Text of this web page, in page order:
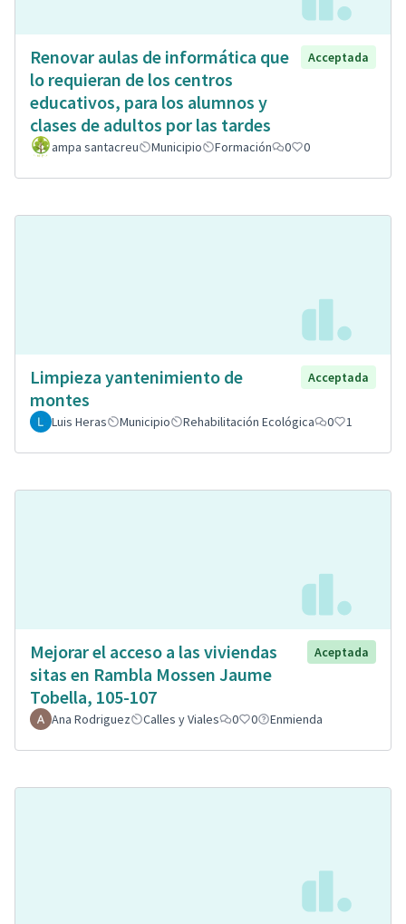
Renovar aulas de informática que
lo requieran de los centros
educativos, para los alumnos y
clases de adultos por las tardes
Acceptada
ampa santacreu Municipio Formación 0 0
Limpieza yantenimiento de
montes
Acceptada
Luis Heras Municipio Rehabilitación Ecológica 0 1
Mejorar el acceso a las viviendas
sitas en Rambla Mossen Jaume
Tobella, 105-107
Aceptada
Ana Rodriguez Calles y Viales 0 0 Enmienda